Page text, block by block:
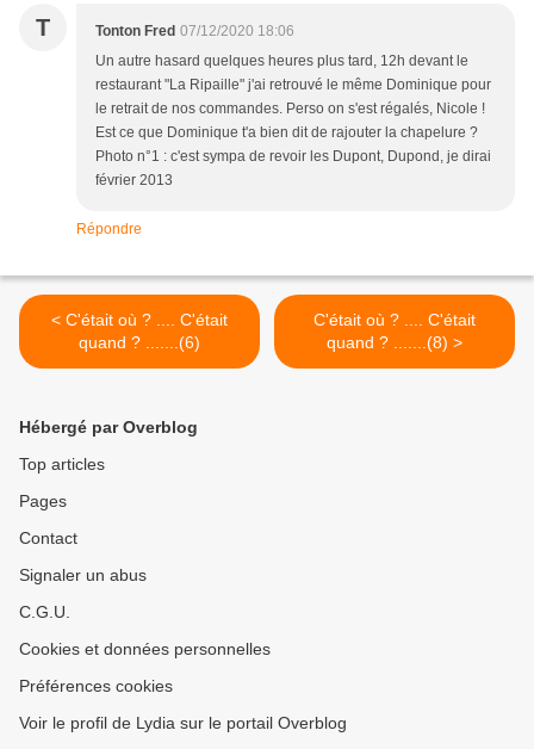
T Tonton Fred 07/12/2020 18:06
Un autre hasard quelques heures plus tard, 12h devant le
restaurant "La Ripaille" j'ai retrouvé le même Dominique pour
le retrait de nos commandes. Perso on s'est régalés, Nicole !
Est ce que Dominique t'a bien dit de rajouter la chapelure ?
Photo n°1 : c'est sympa de revoir les Dupont, Dupond, je dirai
février 2013
Répondre
< C'était où ? .... C'était
quand ? .......(6)
C'était où ? .... C'était
quand ? .......(8) >
Hébergé par Overblog
Top articles
Pages
Contact
Signaler un abus
C.G.U.
Cookies et données personnelles
Préférences cookies
Voir le profil de Lydia sur le portail Overblog